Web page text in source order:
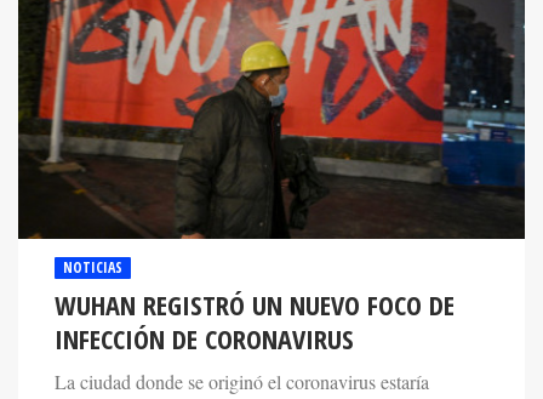
NOTICIAS
WUHAN REGISTRÓ UN NUEVO FOCO DE
INFECCIÓN DE CORONAVIRUS
La ciudad donde se originó el coronavirus estaría